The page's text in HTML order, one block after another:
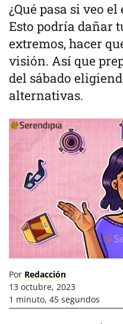
¿Qué pasa si veo
Esto podría dañar
extremos, hacer
visión. Así que
del sábado
alternativas.
Por Redacción
13 octubre, 2023
1 minuto, 45 segundos